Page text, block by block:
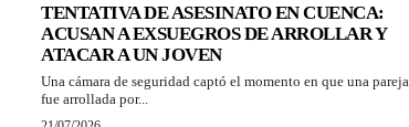
TENTATIVA DE ASESINATO EN CUENCA:
ACUSAN A EXSUEGROS DE ARROLLAR Y
ATACAR A UN JOVEN
Una cámara de seguridad captó el momento en que una pareja
fue arrollada por...